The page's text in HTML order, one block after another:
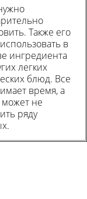
Также его
в
ингредиента
легких
блюд. Все
время, а
может не
ряду